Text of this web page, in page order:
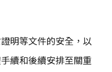
明等文件的安全，以
續和後續安排至關重